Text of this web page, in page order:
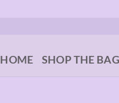
HOME SHOP THE